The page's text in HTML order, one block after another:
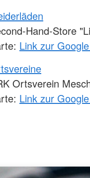
Hand-Store
Link zur
Ortsverein
Link zur